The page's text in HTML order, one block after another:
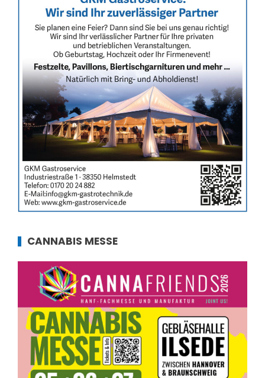
CANNABIS MESSE